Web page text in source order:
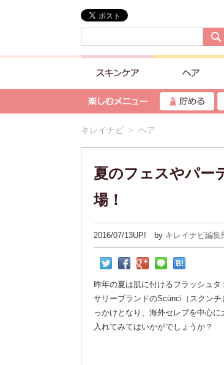
キレイナビ > ヘア
夏のフェスやパー
場！
2016/07/13UP! by キレイナビ編集
昨年の夏は肌に付けるフラッシュ
サリーブランドのScünci（スクン
っかけとなり、海外セレブを中心
入れてみてはいかがでしょうか？